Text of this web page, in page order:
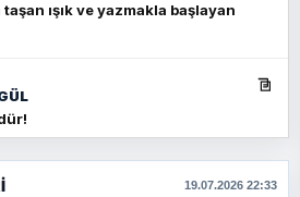
ışık ve yazmakla başlayan
19.07.2026 22:33